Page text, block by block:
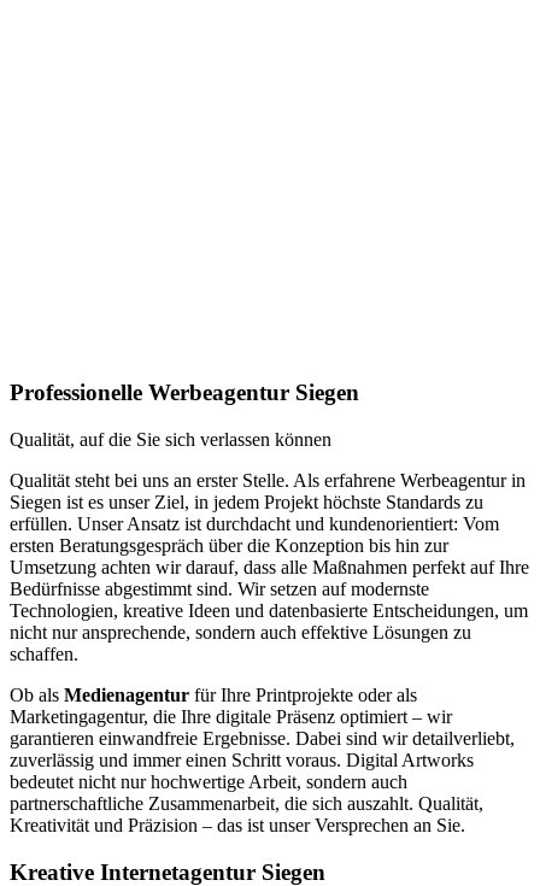
Professionelle Werbeagentur Siegen
Qualität, auf die Sie sich verlassen können
Qualität steht bei uns an erster Stelle. Als erfahrene Werbeagentur in
Siegen ist es unser Ziel, in jedem Projekt höchste Standards zu
erfüllen. Unser Ansatz ist durchdacht und kundenorientiert: Vom
ersten Beratungsgespräch über die Konzeption bis hin zur
Umsetzung achten wir darauf, dass alle Maßnahmen perfekt auf Ihre
Bedürfnisse abgestimmt sind. Wir setzen auf modernste
Technologien, kreative Ideen und datenbasierte Entscheidungen, um
nicht nur ansprechende, sondern auch effektive Lösungen zu
schaffen.
Ob als Medienagentur für Ihre Printprojekte oder als
Marketingagentur, die Ihre digitale Präsenz optimiert – wir
garantieren einwandfreie Ergebnisse. Dabei sind wir detailverliebt,
zuverlässig und immer einen Schritt voraus. Digital Artworks
bedeutet nicht nur hochwertige Arbeit, sondern auch
partnerschaftliche Zusammenarbeit, die sich auszahlt. Qualität,
Kreativität und Präzision – das ist unser Versprechen an Sie.
Kreative Internetagentur Siegen